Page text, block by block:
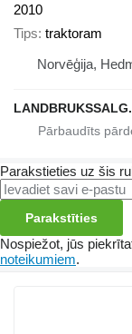
2010
Tips traktoram
Norvēģija,
Parakstieties uz šis
Parakstīties
Nospiežot, jūs
noteikumiem.